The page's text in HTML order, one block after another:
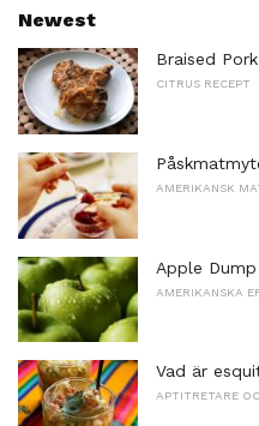
Newest
Braised
CITRUS RECEPT
AMERIKANSK
Apple Dump
AMERIKANSKA
Vad är
APTITRETARE